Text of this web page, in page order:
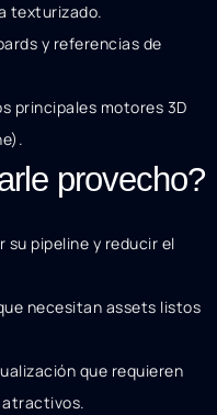
texturizado.
y referencias de
principales motores 3D
provecho?
su pipeline y reducir el
necesitan assets listos
que requieren
atractivos.